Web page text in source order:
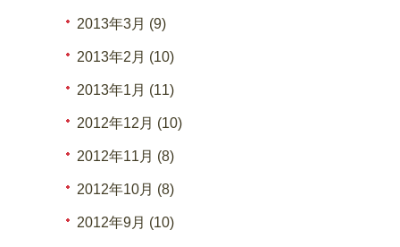
2013年3月 (9)
2013年2月 (10)
2013年1月 (11)
2012年12月 (10)
2012年11月 (8)
2012年10月 (8)
2012年9月 (10)